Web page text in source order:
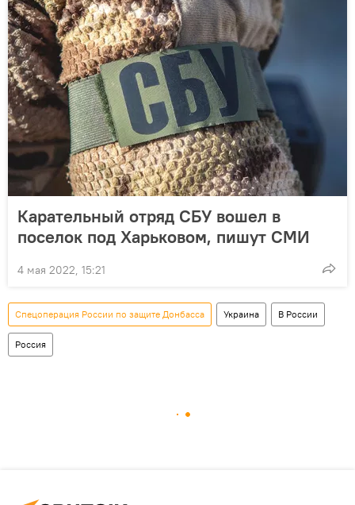
Карательный отряд СБУ вошел в
поселок под Харьковом, пишут СМИ
4 мая 2022, 15:21
Спецоперация России по защите Донбасса Украина В России
Россия